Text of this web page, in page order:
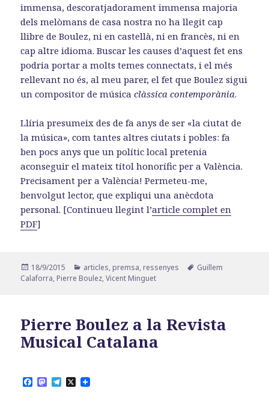
immensa, descoratjadorament immensa majoria
dels melòmans de casa nostra no ha llegit cap
llibre de Boulez, ni en castellà, ni en francès, ni en
cap altre idioma. Buscar les causes d’aquest fet ens
podria portar a molts temes connectats, i el més
rellevant no és, al meu parer, el fet que Boulez sigui
un compositor de músicaclàssica contemporània.
Llíria presumeix des de fa anys de ser «la ciutat de
la música», com tantes altres ciutats i pobles: fa
ben pocs anys que un polític local pretenia
aconseguir el mateix títol honorífic per a València.
Precisament per a València! Permeteu-me,
benvolgut lector, que expliqui una anècdota
personal. [Continueu llegint l’article complet en
PDF]
Publicat
el
18/9/2015 Categories
articles, premsa, ressenyes Etiquetes
Guillem
Calaforra, Pierre Boulez,Vicent Minguet
Pierre Boulez a la Revista
Musical Catalana
F M T X